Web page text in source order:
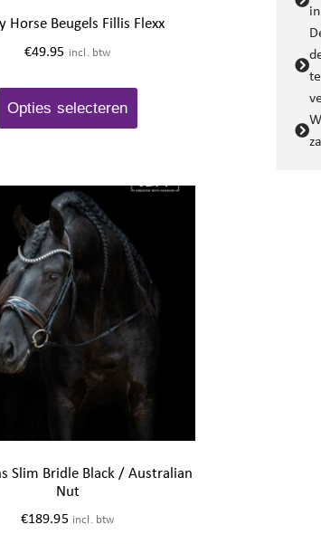
Horse Beugels Fillis Flexx
€49.95 incl. btw
Opties selecteren
Slim Bridle Black / Australian
Nut
€189.95 incl. btw